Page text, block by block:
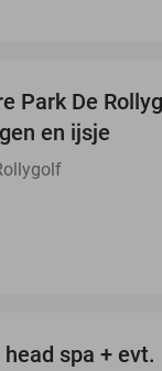
Park De
en ijsje
spa + evt.